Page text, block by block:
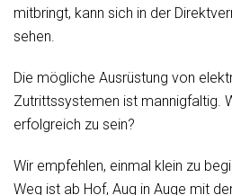
mitbringt, kann sich in der
sehen.
Die mögliche Ausrüstung von
Zutrittssystemen ist mannigfaltig.
erfolgreich zu sein?
Wir empfehlen, einmal klein zu
Weg ist ab Hof, Aug in Auge mit